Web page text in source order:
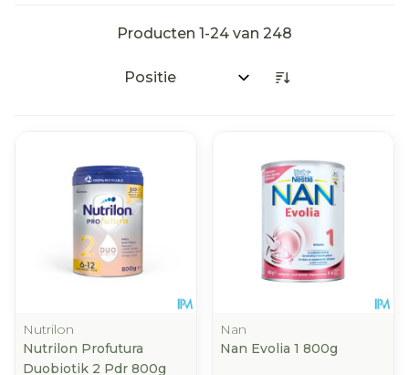
Producten 1-24 van 248
Sorteer op:
Nutrilon
Nutrilon Profutura
Duobiotik 2 Pdr 800g
Nan
Nan Evolia 1 800g